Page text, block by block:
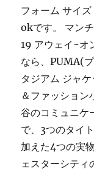
フォーム サイ
okです。 マン
19 アウェイ-オ
なら、PUMA(
タジアム ジャ
＆ファッション
谷のコミュニケ
で、3つのタイ
加えた4つの実
ェスターシティ